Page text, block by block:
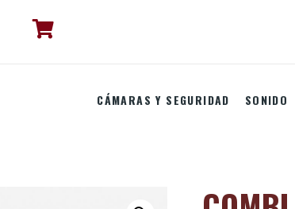
CÁMARAS Y SEGURIDAD SONIDO